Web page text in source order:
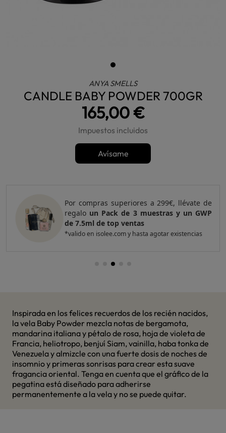
ANYA SMELLS
CANDLE BABY POWDER 700GR
165,00 €
Impuestos incluidos
Avísame
Por compras superiores a 299€, llévate de
regalo un Pack de 3 muestras y un GWP
de 7.5ml de top ventas
*valido en isolee.com y hasta agotar existencias
Inspirada en los felices recuerdos de los recién nacidos,
la vela Baby Powder mezcla notas de bergamota,
mandarina italiana y pétalo de rosa, hoja de violeta de
Francia, heliotropo, benjuí Siam, vainilla, haba tonka de
Venezuela y almizcle con una fuerte dosis de noches de
insomnio y primeras sonrisas para crear esta suave
fragancia oriental. Tenga en cuenta que el gráfico de la
pegatina está diseñado para adherirse
permanentemente a la vela y no se puede quitar.